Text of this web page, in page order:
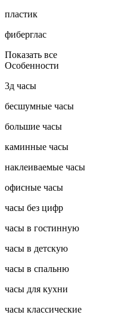
пластик
фиберглас
Показать все
Особенности
3д часы
бесшумные часы
большие часы
каминные часы
наклеиваемые часы
офисные часы
часы без цифр
часы в гостинную
часы в детскую
часы в спальню
часы для кухни
часы классические